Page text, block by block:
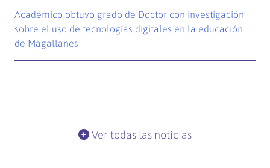
Académico obtuvo grado de Doctor con investigación
sobre el uso de tecnologías digitales en la educación
de Magallanes
Ver todas las noticias